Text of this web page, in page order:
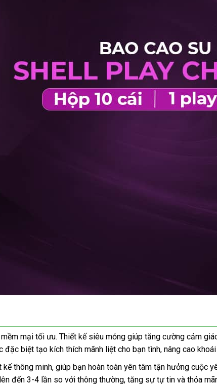
mại tối ưu. Thiết kế siêu mỏng giúp tăng cường cảm
biệt tạo kích thích mãnh liệt cho bạn tình, nâng cao
thông minh, giúp bạn hoàn toàn yên tâm tận hưởng cuộc
đến 3-4 lần so với thông thường, tăng sự tự tin và thỏa